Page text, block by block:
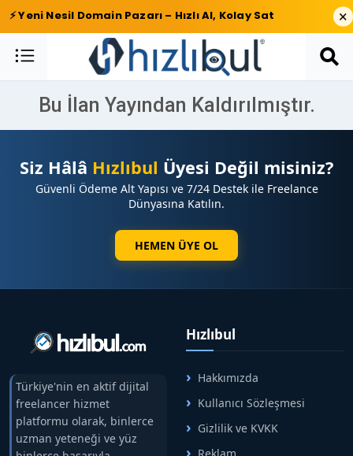
⚡ Yeni Nesil Domain Pazarı – Hızlı Al, Kolay Sat ×
Bu İlan Yayından Kaldırılmıştır.
Siz Hâlâ Hızlıbul Üyesi Değil misiniz?
Güvenli Ödeme Alt Yapısı ve 7/24 Destek ile Freelance
Dünyasına Katılın.
HEMEN ÜYE OL
Türkiye'nin en aktif dijital
freelancer hizmet
platformu olarak, binlerce
uzman yeteneği ve yüz
Hızlıbul
Hakkımızda
Kullanıcı Sözleşmesi
Gizlilik ve KVKK